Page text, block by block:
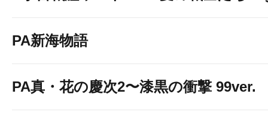
PA新海物語
PA真・花の慶次2〜漆黒の衝撃 99ver.